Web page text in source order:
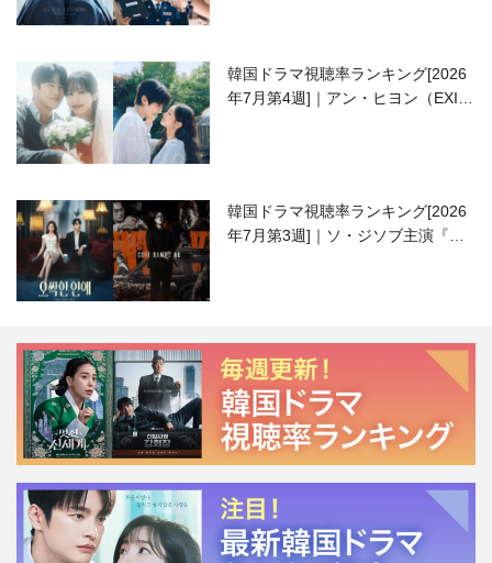
韓国ドラマ視聴率ランキング[2026
年7月第4週]｜アン・ヒヨン（EXID
韓国ドラマ視聴率ランキング[2026
年7月第3週]｜ソ・ジソブ主演『エ